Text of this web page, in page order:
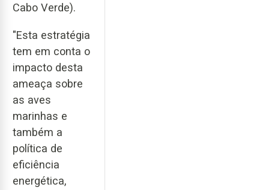
Cabo Verde).
"Esta estratégia
tem em conta o
impacto desta
ameaça sobre
as aves
marinhas e
também a
política de
eficiência
energética,